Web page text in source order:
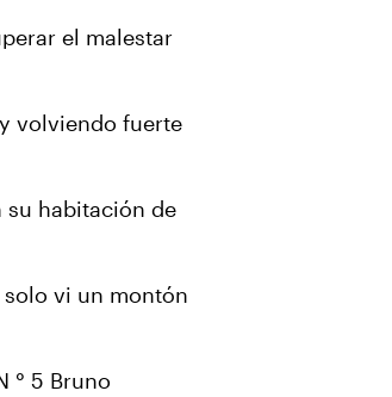
el malestar
volviendo fuerte
su habitación de
solo vi un montón
° 5 Bruno